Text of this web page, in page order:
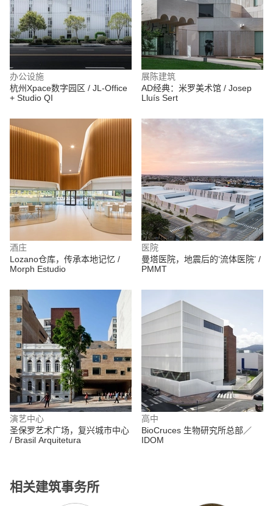
办公设施
杭州Xpace数字园区 / JL-Office
+ Studio QI
展陈建筑
AD经典：米罗美术馆 / Josep
Lluís Sert
酒庄
Lozano仓库，传承本地记忆 /
Morph Estudio
医院
曼塔医院，地震后的‘流体医院’ /
PMMT
演艺中心
圣保罗艺术广场，复兴城市中心
/ Brasil Arquitetura
相关建筑事务所
高中
BioCruces 生物研究所总部／
IDOM